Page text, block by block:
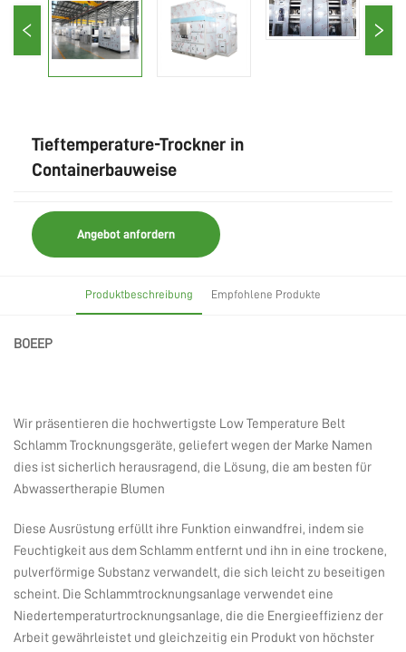
Tieftemperature-Trockner in
Containerbauweise
Angebot anfordern
Produktbeschreibung Empfohlene Produkte
BOEEP
Wir präsentieren die hochwertigste Low Temperature Belt
Schlamm Trocknungsgeräte, geliefert wegen der Marke Namen
dies ist sicherlich herausragend, die Lösung, die am besten für
Abwassertherapie Blumen
Diese Ausrüstung erfüllt ihre Funktion einwandfrei, indem sie
Feuchtigkeit aus dem Schlamm entfernt und ihn in eine trockene,
pulverförmige Substanz verwandelt, die sich leicht zu beseitigen
scheint. Die Schlammtrocknungsanlage verwendet eine
Niedertemperaturtrocknungsanlage, die die Energieeffizienz der
Arbeit gewährleistet und gleichzeitig ein Produkt von höchster